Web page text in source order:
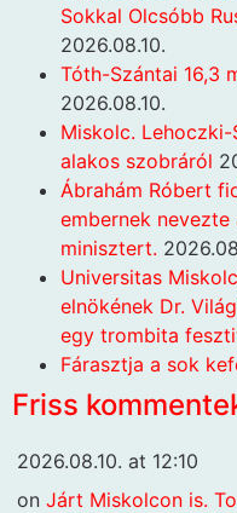
Sokkal Olcsóbb
2026.08.10.
Tóth-Szántai 16,3
2026.08.10.
Miskolc.
alakos szobráról
Ábrahám Róbert
embernek
minisztert.
Universitas
elnökének Dr.
egy trombita
Fárasztja a sok
Friss
2026.08.10. at 12:10
on Járt Miskolcon is.